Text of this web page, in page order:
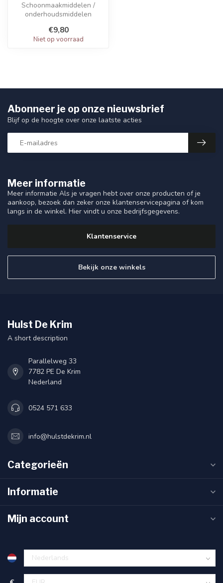
Schoonmaakmiddelen /
onderhoudsmiddelen
heggenscharen en he...
€9,80
Niet op voorraad
Meer informatie
Meer informatie Als je vragen hebt over onze producten of je
aankoop, bezoek dan zeker onze klantenservicepagina of kom
langs in de winkel. Hier vindt u onze bedrijfsgegevens.
Klantenservice
Bekijk onze winkels
Abonneer je op onze nieuwsbrief
Blijf op de hoogte over onze laatste acties
Hulst De Krim
A short description
Parallelweg 33
7782 PE De Krim
Nederland
0524 571 633
info@hulstdekrim.nl
Categorieën
Informatie
Mijn account